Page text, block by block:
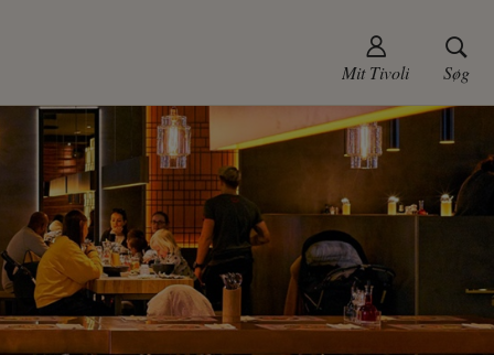
Søg
Mit Tivoli